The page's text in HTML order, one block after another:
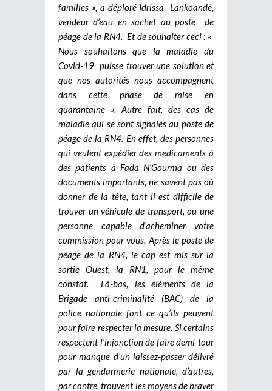
familles », a déploré Idrissa Lankoandé,
vendeur d’eau en sachet au poste de
péage de la RN4. Et de souhaiter ceci : «
Nous souhaitons que la maladie du
Covid-19 puisse trouver une solution et
que nos autorités nous accompagnent
dans cette phase de mise en
quarantaine ». Autre fait, des cas de
maladie qui se sont signalés au poste de
péage de la RN4. En effet, des personnes
qui veulent expédier des médicaments à
des patients à Fada N’Gourma ou des
documents importants, ne savent pas où
donner de la tête, tant il est difficile de
trouver un véhicule de transport, ou une
personne capable d’acheminer votre
commission pour vous. Après le poste de
péage de la RN4, le cap est mis sur la
sortie Ouest, la RN1, pour le même
constat. Là-bas, les éléments de la
Brigade anti-criminalité (BAC) de la
police nationale font ce qu’ils peuvent
pour faire respecter la mesure. Si certains
respectent l’injonction de faire demi-tour
pour manque d’un laissez-passer délivré
par la gendarmerie nationale, d’autres,
par contre, trouvent les moyens de braver